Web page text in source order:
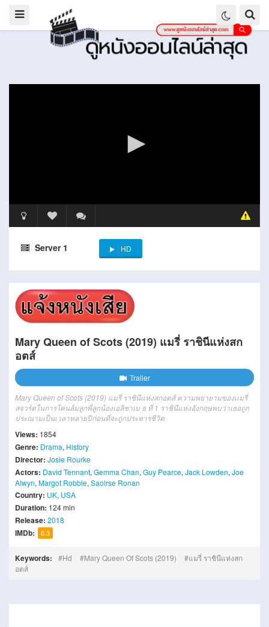
Server 1 HD
Mary Queen of Scots (2019) แมรี่ ราชินีแห่งสก
อตส์
Trailer
Mary Queen of Scots (2019) แมรี่ ราชินีแห่งสกอตส์ ความพยายามของแมรี่
สจวร์ตในการโค่นล้มลูกพี่ลูกน้องเอลิซาเบ ธ ที่ 1 ราชินีแห่งอังกฤษพบว่าเธอถูก
ประณามเป็นเวลาหลายปีก่อนที่จะถูกประหารชีวิต
Views: 1854
Genre: Drama, History
Director: Josie Rourke
Actors: David Tennant, Gemma Chan, Guy Pearce, Jack Lowden, Joe
Alwyn, Margot Robbie, Saoirse Ronan
Country: UK, USA
Duration: 124 min
Release: 2018
IMDb: 6.3
Keywords: Hd Mary Queen Of Scots (2019)
แมรี่ ราชินีแห่งสก
อตส์